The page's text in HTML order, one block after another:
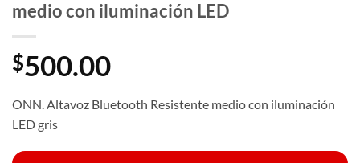
medio con iluminación LED
$500.00
ONN. Altavoz Bluetooth Resistente medio con iluminación
LED gris